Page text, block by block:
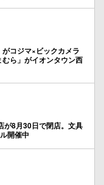
がコジマ×ビックカメラ
ら」がイオンタウン西
が8月30日で閉店。文具
開催中